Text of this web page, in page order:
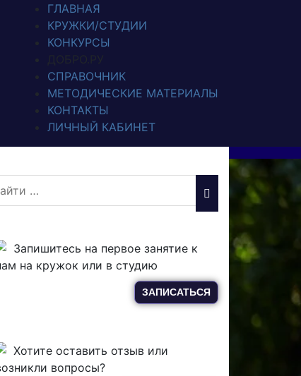
ГЛАВНАЯ
КРУЖКИ/СТУДИИ
КОНКУРСЫ
СПРАВОЧНИК
МЕТОДИЧЕСКИЕ МАТЕРИАЛЫ
КОНТАКТЫ
ЛИЧНЫЙ КАБИНЕТ
Запишитесь на первое занятие к
на кружок или в студию
ЗАПИСАТЬСЯ
Хотите оставить отзыв или
вопросы?